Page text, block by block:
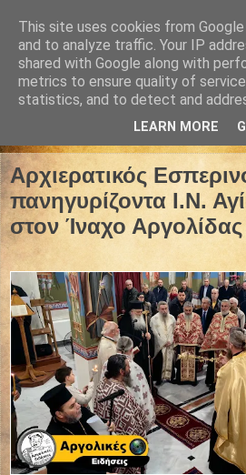
03 Δεκεμβρίου 2025
Αρχιερατικός
πανηγυρίζοντα Ι.Ν.
στον Ίναχο Αργολίδας
This site uses cookies from
and to analyze traffic. Your IP
shared with Google along with
metrics to ensure quality of
statistics, and to detect and
LEARN MORE